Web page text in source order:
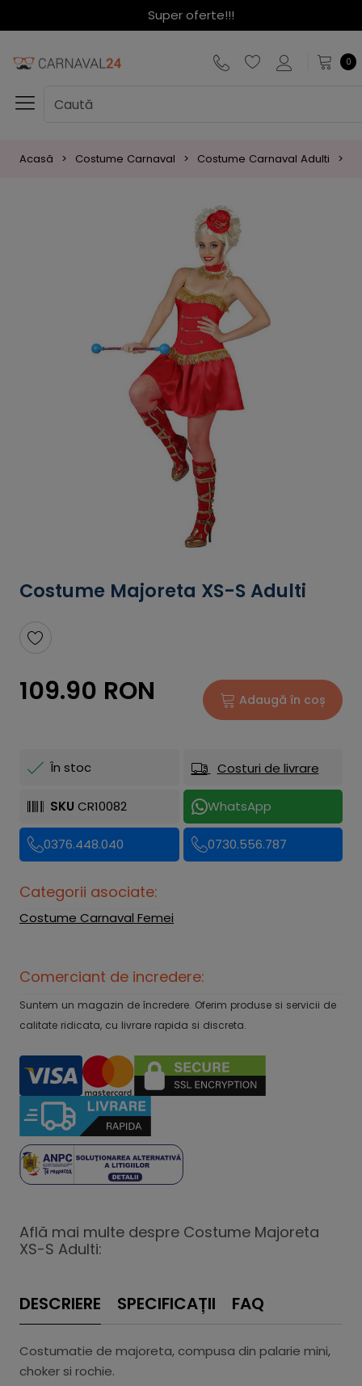
Super oferte!!!
0
Acasă Costume Carnaval Costume Carnaval Adulti
Costume Majoreta XS-S Adulti
109.90 RON Adaugă în coș
În stoc Costuri de livrare
SKU CR10082 WhatsApp
0376.448.040 0730.556.787
Categorii asociate:
Costume Carnaval Femei
Comerciant de incredere:
Suntem un magazin de încredere. Oferim produse si servicii de
calitate ridicata, cu livrare rapida si discreta.
Află mai multe despre Costume Majoreta
XS-S Adulti:
DESCRIERE SPECIFICAȚII FAQ
Costumatie de majoreta, compusa din palarie mini,
choker si rochie.